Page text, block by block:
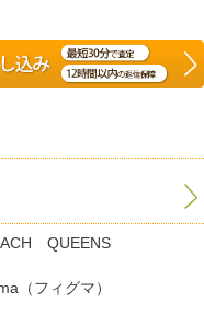
QUEENS
（フィグマ）